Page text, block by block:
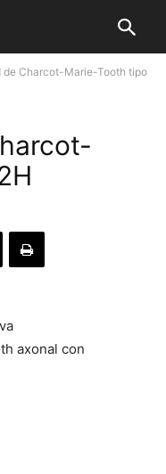
de Charcot-Marie-Tooth tipo
axonal con